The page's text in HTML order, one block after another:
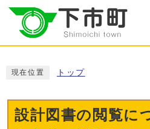
現在位置 トップ
設計図書の閲覧に